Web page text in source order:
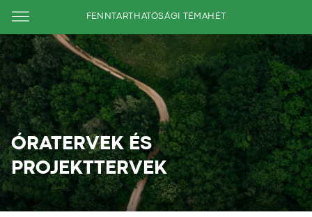
FENNTARTHATÓSÁGI TÉMAHÉT
ÓRATERVEK ÉS
PROJEKTTERVEK